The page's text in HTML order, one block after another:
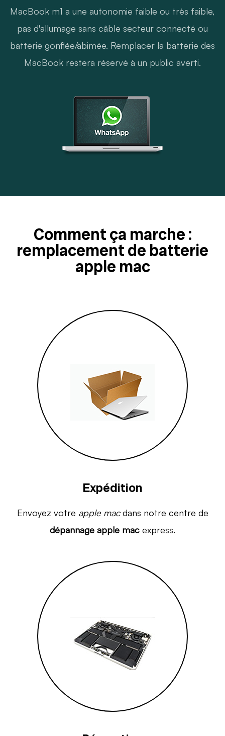
MacBook m1 a une autonomie faible ou très faible,
pas d'allumage sans câble secteur connecté ou
batterie gonflée/abimée. Remplacer la batterie des
MacBook restera réservé à un public averti.
Comment ça marche :
remplacement de batterie
apple mac
Expédition
Envoyez votre apple macdans notre centre de
dépannage apple mac express.